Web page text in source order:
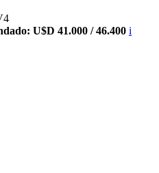
U$D 41.000 / 46.400 i